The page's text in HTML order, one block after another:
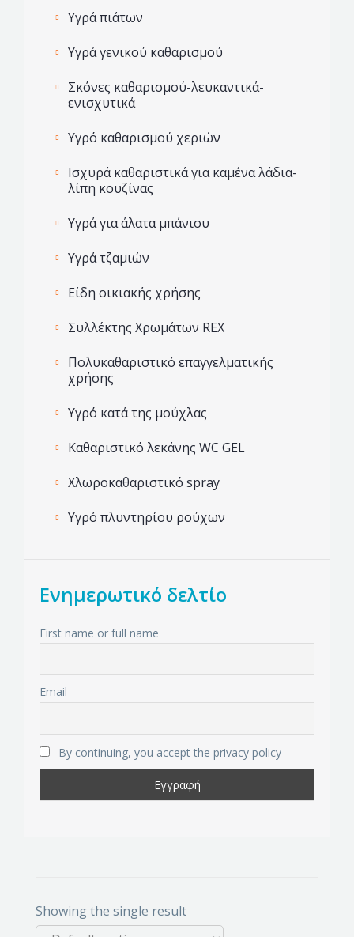
Υγρά πιάτων
Υγρά γενικού καθαρισμού
Σκόνες καθαρισμού-λευκαντικά-
ενισχυτικά
Υγρό καθαρισμού χεριών
Ισχυρά καθαριστικά για καμένα λάδια-
λίπη κουζίνας
Yγρά για άλατα μπάνιου
Yγρά τζαμιών
Είδη οικιακής χρήσης
Συλλέκτης Χρωμάτων REX
Πολυκαθαριστικό επαγγελματικής
χρήσης
Υγρό κατά της μούχλας
Καθαριστικό λεκάνης WC GEL
Χλωροκαθαριστικό spray
Υγρό πλυντηρίου ρούχων
Ενημερωτικό δελτίο
First name or full name
Email
By continuing, you accept the privacy policy
Showing the single result